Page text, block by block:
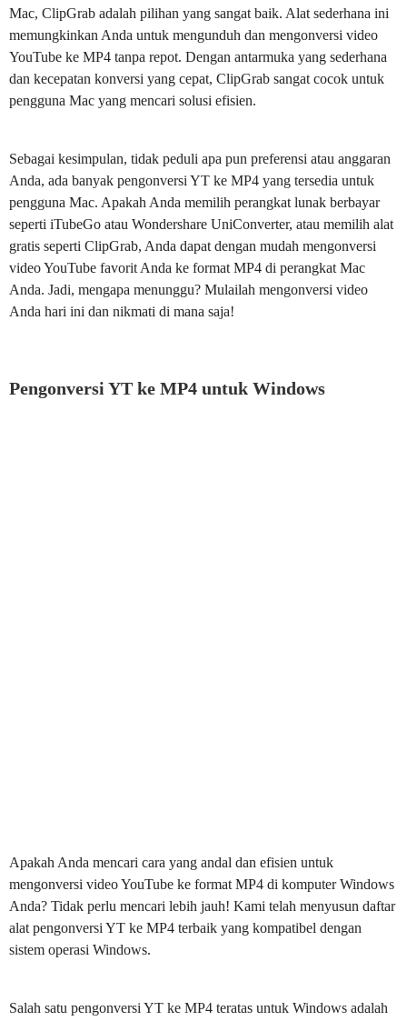
Mac, ClipGrab adalah pilihan yang sangat baik. Alat sederhana ini
memungkinkan Anda untuk mengunduh dan mengonversi video
YouTube ke MP4 tanpa repot. Dengan antarmuka yang sederhana
dan kecepatan konversi yang cepat, ClipGrab sangat cocok untuk
pengguna Mac yang mencari solusi efisien.
Sebagai kesimpulan, tidak peduli apa pun preferensi atau anggaran
Anda, ada banyak pengonversi YT ke MP4 yang tersedia untuk
pengguna Mac. Apakah Anda memilih perangkat lunak berbayar
seperti iTubeGo atau Wondershare UniConverter, atau memilih alat
gratis seperti ClipGrab, Anda dapat dengan mudah mengonversi
video YouTube favorit Anda ke format MP4 di perangkat Mac
Anda. Jadi, mengapa menunggu? Mulailah mengonversi video
Anda hari ini dan nikmati di mana saja!
Pengonversi YT ke MP4 untuk Windows
Apakah Anda mencari cara yang andal dan efisien untuk
mengonversi video YouTube ke format MP4 di komputer Windows
Anda? Tidak perlu mencari lebih jauh! Kami telah menyusun daftar
alat pengonversi YT ke MP4 terbaik yang kompatibel dengan
sistem operasi Windows.
Salah satu pengonversi YT ke MP4 teratas untuk Windows adalah